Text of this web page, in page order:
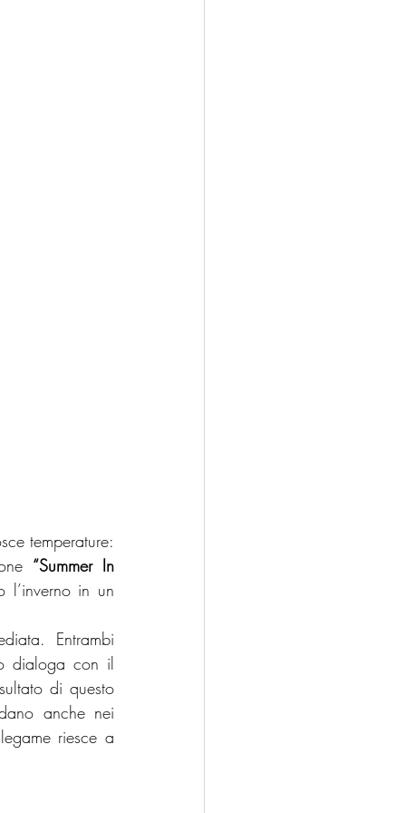
temperature:
“Summer In
l’inverno in un
Entrambi
dialoga con il
di questo
anche nei
riesce a